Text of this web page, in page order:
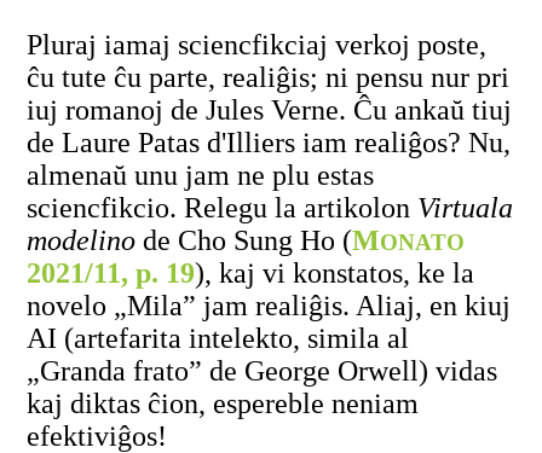
Pluraj iamaj sciencfikciaj verkoj poste,
ĉu tute ĉu parte, realiĝis; ni pensu nur pri
iuj romanoj de Jules Verne. Ĉu ankaŭ tiuj
de Laure Patas d'Illiers iam realiĝos? Nu,
almenaŭ unu jam ne plu estas
sciencfikcio. Relegu la artikolon Virtuala
modelino de Cho Sung Ho (MONATO
2021/11, p. 19), kaj vi konstatos, ke la
novelo „Mila” jam realiĝis. Aliaj, en kiuj
AI (artefarita intelekto, simila al
„Granda frato” de George Orwell) vidas
kaj diktas ĉion, espereble neniam
efektiviĝos!